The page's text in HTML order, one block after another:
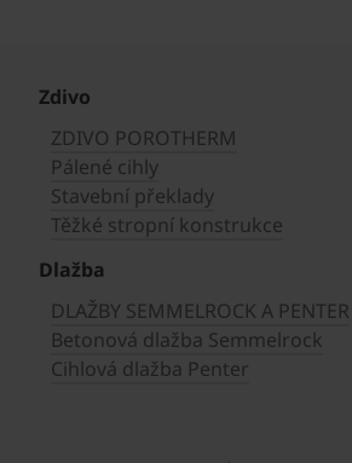
Zdivo
ZDIVO POROTHERM
Pálené cihly
Stavební překlady
Těžké stropní konstrukce
Dlažba
DLAŽBY SEMMELROCK A PENTER
Betonová dlažba Semmelrock
Cihlová dlažba Penter